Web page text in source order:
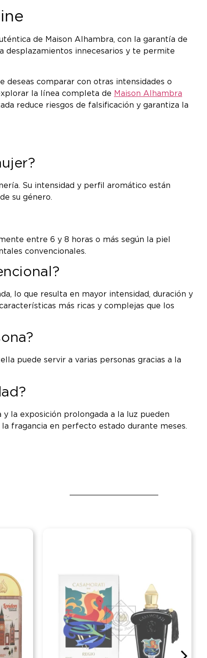
de Maison Alhambra, con la garantía de
desplazamientos innecesarios y te permite
deseas comparar con otras intensidades o
la línea completa de Maison Alhambra
reduce riesgos de falsificación y garantiza la
Su intensidad y perfil aromático están
su género.
entre 6 y 8 horas o más según la piel
convencionales.
lo que resulta en mayor intensidad, duración y
más ricas y complejas que los
puede servir a varias personas gracias a la
la exposición prolongada a la luz pueden
fragancia en perfecto estado durante meses.